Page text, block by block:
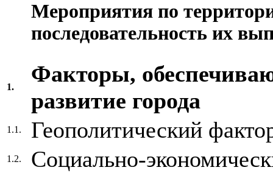
Мероприятия по
последовательность их
1.
Факторы,
развитие города
1.1. Геополитический
1.2. Социально-